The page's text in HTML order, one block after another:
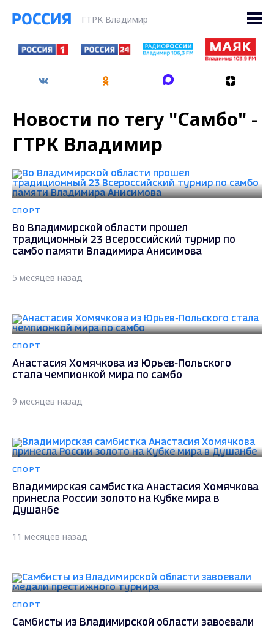
ГТРК Владимир
Новости по тегу "Самбо" -
ГТРК Владимир
СПОРТ
Во Владимирской области прошел
традиционный 23 Всероссийский турнир по
самбо памяти Владимира Анисимова
5 месяцев назад
СПОРТ
Анастасия Хомячкова из Юрьев-Польского
стала чемпионкой мира по самбо
9 месяцев назад
СПОРТ
Владимирская самбистка Анастасия Хомячкова
принесла России золото на Кубке мира в
Душанбе
11 месяцев назад
СПОРТ
Самбисты из Владимирской области завоевали